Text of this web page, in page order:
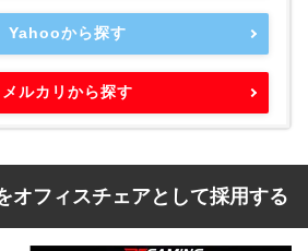
Yahooから探す
メルカリから探す
オフィスチェアとして採用する